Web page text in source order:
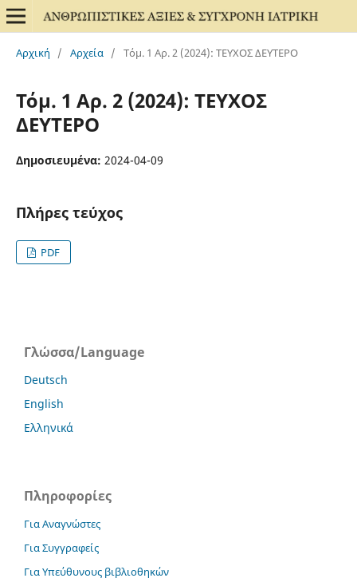
Αρχική / Αρχεία / Τόμ. 1 Αρ. 2 (2024): ΤΕΥΧΟΣ ΔΕΥΤΕΡΟ
Τόμ. 1 Αρ. 2 (2024): ΤΕΥΧΟΣ
ΔΕΥΤΕΡΟ
Δημοσιευμένα: 2024-04-09
Πλήρες τεύχος
PDF
Γλώσσα/Language
Deutsch
English
Ελληνικά
Πληροφορίες
Για Αναγνώστες
Για Συγγραφείς
Για Υπεύθυνους βιβλιοθηκών